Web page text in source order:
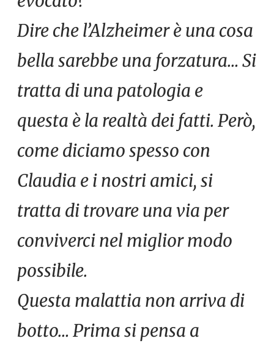
Dire che l’Alzheimer è una cosa
bella sarebbe una forzatura… Si
tratta di una patologia e
questa è la realtà dei fatti. Però,
come diciamo spesso con
Claudia e i nostri amici, si
tratta di trovare una via per
conviverci nel miglior modo
possibile.
Questa malattia non arriva di
botto… Prima si pensa a